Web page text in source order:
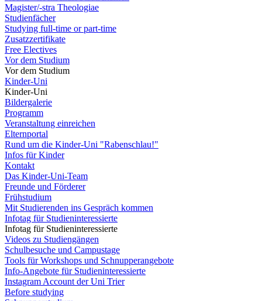
Magister/-stra Theologiae
Studienfächer
Studying full-time or part-time
Zusatzzertifikate
Free Electives
Vor dem Studium
Vor dem Studium
Kinder-Uni
Kinder-Uni
Bildergalerie
Programm
Veranstaltung einreichen
Elternportal
Rund um die Kinder-Uni "Rabenschlau!"
Infos für Kinder
Kontakt
Das Kinder-Uni-Team
Freunde und Förderer
Frühstudium
Mit Studierenden ins Gespräch kommen
Infotag für Studieninteressierte
Infotag für Studieninteressierte
Videos zu Studiengängen
Schulbesuche und Campustage
Tools für Workshops und Schnupperangebote
Info-Angebote für Studieninteressierte
Instagram Account der Uni Trier
Before studying